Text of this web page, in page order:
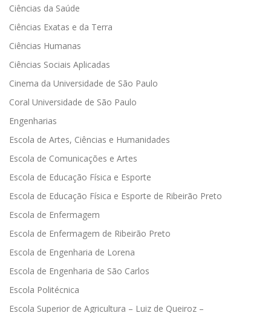
Ciências da Saúde
Ciências Exatas e da Terra
Ciências Humanas
Ciências Sociais Aplicadas
Cinema da Universidade de São Paulo
Coral Universidade de São Paulo
Engenharias
Escola de Artes, Ciências e Humanidades
Escola de Comunicações e Artes
Escola de Educação Física e Esporte
Escola de Educação Física e Esporte de Ribeirão Preto
Escola de Enfermagem
Escola de Enfermagem de Ribeirão Preto
Escola de Engenharia de Lorena
Escola de Engenharia de São Carlos
Escola Politécnica
Escola Superior de Agricultura – Luiz de Queiroz –